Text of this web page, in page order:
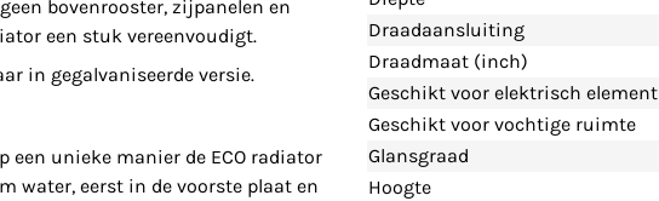
bovenrooster, zijpanelen en
een stuk vereenvoudigt.
in gegalvaniseerde versie.
een unieke manier de ECO radiator
water, eerst in de voorste plaat en
Draadaansluiting
Draadmaat (inch)
Geschikt voor elektrisch element
Geschikt voor vochtige ruimte
Glansgraad
Hoogte